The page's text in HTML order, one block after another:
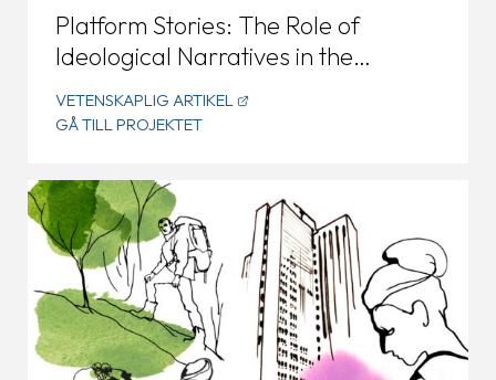
Platform Stories: The Role of
Ideological Narratives in the
Development of a Tourism Sharing
Business Model
VETENSKAPLIG ARTIKEL
GÅ TILL PROJEKTET